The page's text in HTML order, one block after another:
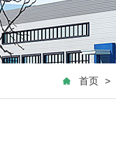
首页 >